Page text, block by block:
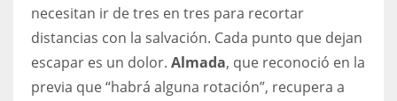
24
MIA
17
necesitan ir de tres en tres para recortar
distancias con la salvación. Cada punto que dejan
escapar es un dolor. Almada, que reconoció en la
previa que “habrá alguna rotación”, recupera a